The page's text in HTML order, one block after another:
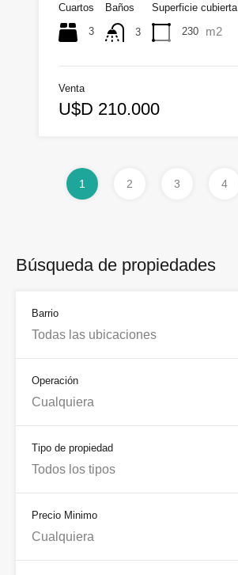
Cuartos
3
Baños
3
Superficie cubierta
230 m2
Venta
U$D 210.000
1 2 3 4
Búsqueda de propiedades
Barrio
Todas las ubicaciones
Operación
Cualquiera
Tipo de propiedad
Todos los tipos
Precio Minimo
Cualquiera